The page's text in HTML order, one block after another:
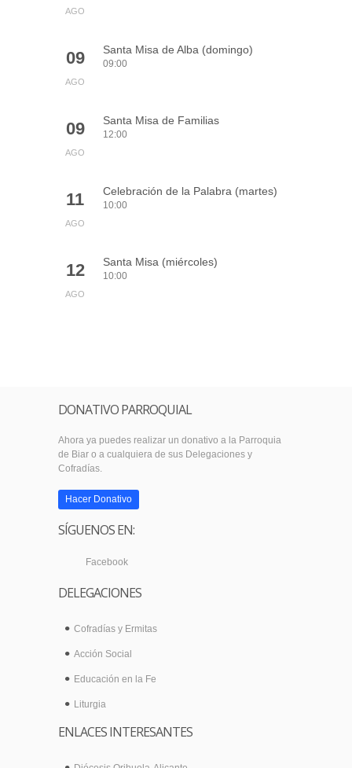
AGO
09
AGO
Santa Misa de Alba (domingo)
09:00
09
AGO
Santa Misa de Familias
12:00
11
AGO
Celebración de la Palabra (martes)
10:00
12
AGO
Santa Misa (miércoles)
10:00
DONATIVO PARROQUIAL
Ahora ya puedes realizar un donativo a la Parroquia
de Biar o a cualquiera de sus Delegaciones y
Cofradías.
Hacer Donativo
SÍGUENOS EN:
Facebook
DELEGACIONES
Cofradías y Ermitas
Acción Social
Educación en la Fe
Liturgia
ENLACES INTERESANTES